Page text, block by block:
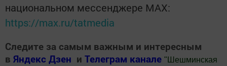
национальном мессенджере MАХ:
https://max.ru/tatmedia
Следите за самым важным и интересным
в Яндекс Дзен и Телеграм канале " Шешминская